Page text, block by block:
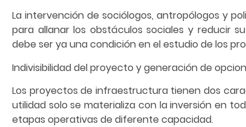
La intervención de sociólogos, antropólogos y
para allanar los obstáculos sociales y reducir
debe ser ya una condición en el estudio de los
Indivisibilidad del proyecto y generación de
Los proyectos de infraestructura tienen dos
utilidad solo se materializa con la inversión en
etapas operativas de diferente capacidad.